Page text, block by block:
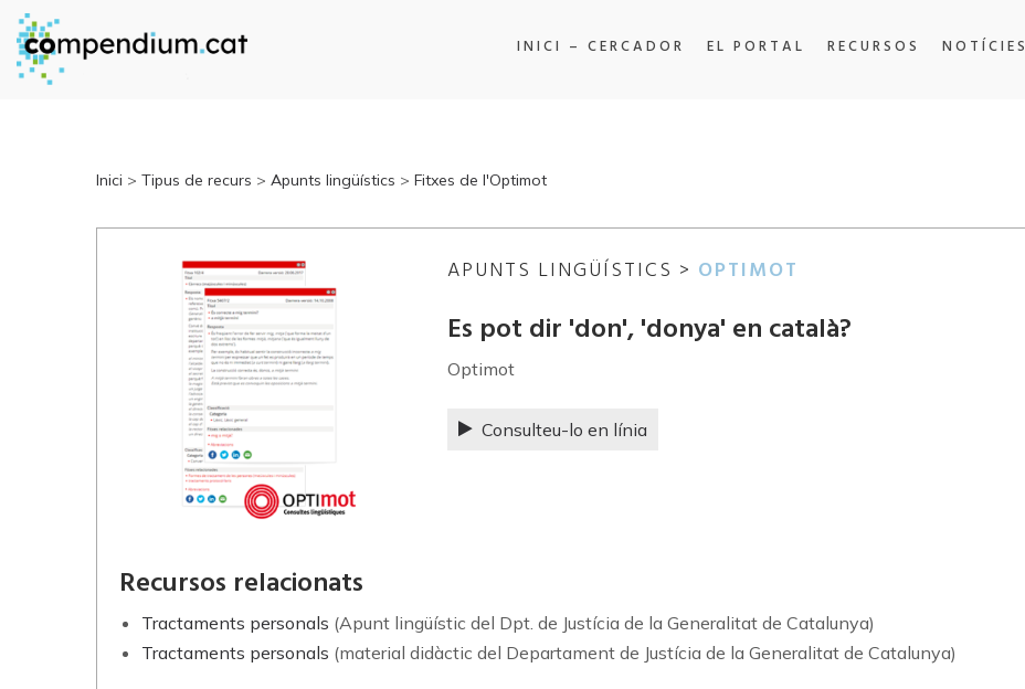
INICI – CERCADOR EL PORTAL RECURSOS NOTÍCIES
Inici > Tipus de recurs > Apunts lingüístics > Fitxes de l'Optimot
APUNTS LINGÜÍSTICS > OPTIMOT
Es pot dir 'don', 'donya' en català?
Optimot
Consulteu-lo en línia
Recursos relacionats
Tractaments personals (Apunt lingüístic del Dpt. de Justícia de la Generalitat de Catalunya)
Tractaments personals (material didàctic del Departament de Justícia de la Generalitat de Catalunya)